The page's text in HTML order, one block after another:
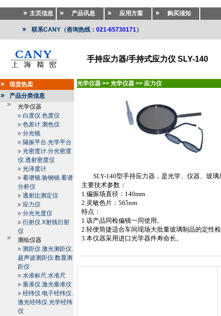
主页信息 产品讯息 应用方案 购买须知
联系CANY（咨询热线： 021-65730171）
手持应力器/手持式应力仪 SLY-140
现货热卖
产品分类信息
光学仪器
白度仪.色度仪
色差计.测色仪
分光镜
隔振平台.光学平台
光密度计.分光密度
仪.透射密度仪
光泽度计
看谱镜.验钢镜.看谱
分析仪
透射比测定仪
应力仪
分光光度仪
衍射仪.X射线衍射
仪
测绘仪器
测距仪.激光测距仪.
超声波测距仪.数显测
距仪
水准标尺.水准尺
垂准仪.激光垂准仪
经纬仪.电子经纬仪.
激光经纬仪.光学经纬
仪
光学仪器 >> 光学仪器 >> 应力仪
SLY-140型手持应力器，是光学、仪器、玻
主要技术参数：
1.偏振场直径： 140mm
2.灵敏色片：565nm
特点：
1.该产品同检偏镜一同使用。
2.轻便简捷适合车间现场大批量玻璃制品的定性
3.本仪器采用进口光学器件寿命长。